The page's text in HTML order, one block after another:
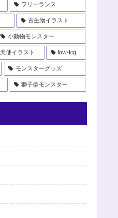
フリーランス
古生物イラスト
小動物モンスター
天使イラスト fow-tcg
モンスターグッズ
獅子型モンスター